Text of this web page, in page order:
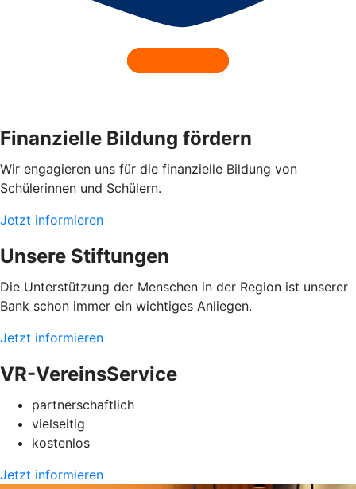
Finanzielle Bildung fördern
Wir engagieren uns für die finanzielle Bildung von
Schülerinnen und Schülern.
Jetzt informieren
Unsere Stiftungen
Die Unterstützung der Menschen in der Region ist unserer
Bank schon immer ein wichtiges Anliegen.
Jetzt informieren
VR-VereinsService
partnerschaftlich
vielseitig
kostenlos
Jetzt informieren